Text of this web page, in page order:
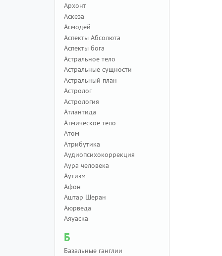
Архонт
Аскеза
Асмодей
Аспекты Абсолюта
Аспекты бога
Астральное тело
Астральные сущности
Астральный план
Астролог
Астрология
Атлантида
Атмическое тело
Атом
Атрибутика
Аудиопсихокоррекция
Аура человека
Аутизм
Афон
Аштар Шеран
Аюрведа
Аяуаска
Б
Базальные ганглии